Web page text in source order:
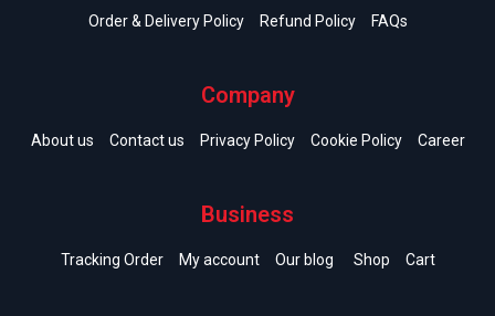
Order & Delivery Policy
Refund Policy FAQs
Company
About us Contact us Privacy Policy Cookie Policy Career
Business
Tracking Order My account Our blog Shop Cart